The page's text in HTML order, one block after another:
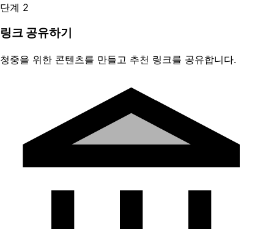
단계 2
링크 공유하기
청중을 위한 콘텐츠를 만들고 추천 링크를 공유합니다.